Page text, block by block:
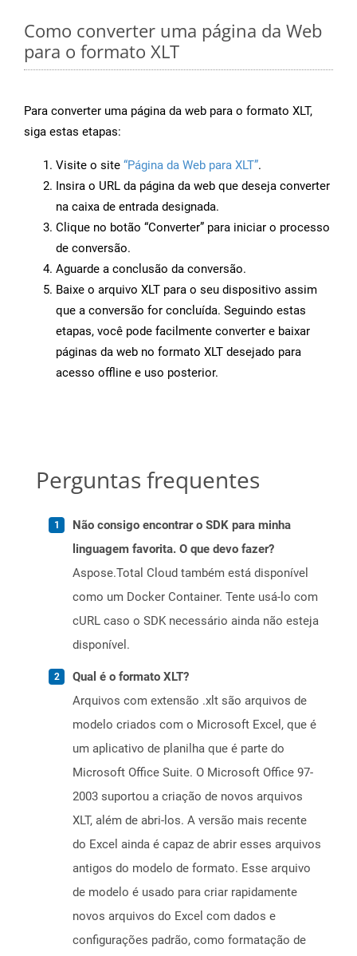
Como converter uma página da Web
para o formato XLT
Para converter uma página da web para o formato XLT,
siga estas etapas:
Visite o site “Página da Web para XLT”.
Insira o URL da página da web que deseja converter
na caixa de entrada designada.
Clique no botão “Converter” para iniciar o processo
de conversão.
Aguarde a conclusão da conversão.
Baixe o arquivo XLT para o seu dispositivo assim
que a conversão for concluída. Seguindo estas
etapas, você pode facilmente converter e baixar
páginas da web no formato XLT desejado para
acesso offline e uso posterior.
Perguntas frequentes
Não consigo encontrar o SDK para minha
linguagem favorita. O que devo fazer?
Aspose.Total Cloud também está disponível
como um Docker Container. Tente usá-lo com
cURL caso o SDK necessário ainda não esteja
disponível.
Qual é o formato XLT?
Arquivos com extensão .xlt são arquivos de
modelo criados com o Microsoft Excel, que é
um aplicativo de planilha que é parte do
Microsoft Office Suite. O Microsoft Office 97-
2003 suportou a criação de novos arquivos
XLT, além de abri-los. A versão mais recente
do Excel ainda é capaz de abrir esses arquivos
antigos do modelo de formato. Esse arquivo
de modelo é usado para criar rapidamente
novos arquivos do Excel com dados e
configurações padrão, como formatação de